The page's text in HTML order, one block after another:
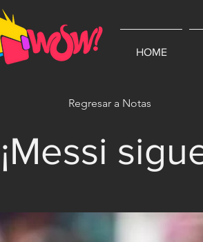
HOME
Regresar a Notas
¡Messi